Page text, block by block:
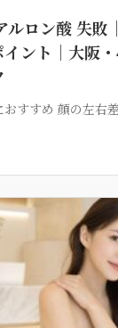
ロン酸 失敗
イント｜大阪
おすすめ 顔の左右